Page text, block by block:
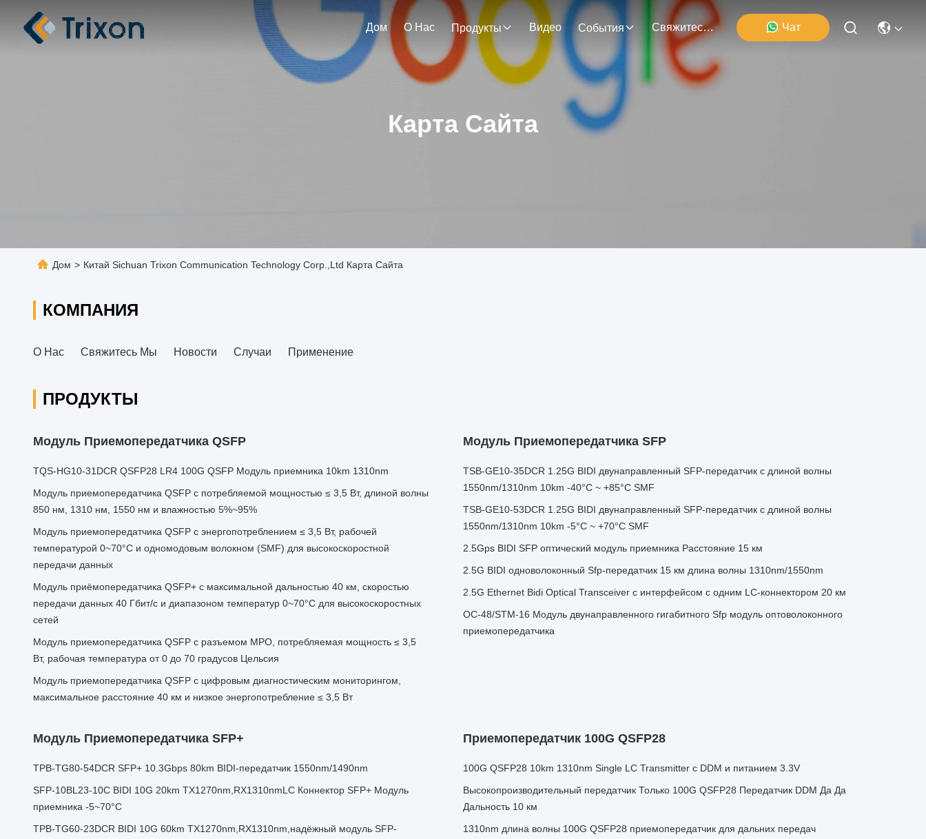
Дом О Нас Продукты Видео События Свяжитесь Мы Чат
Карта Сайта
Дом > Китай Sichuan Trixon Communication Technology Corp.,Ltd Карта Сайта
КОМПАНИЯ
О Нас Свяжитесь Мы Новости Случаи Применение
ПРОДУКТЫ
Модуль Приемопередатчика QSFP
TQS-HG10-31DCR QSFP28 LR4 100G QSFP Модуль приемника 10km 1310nm
Модуль приемопередатчика QSFP с потребляемой мощностью ≤ 3,5 Вт, длиной волны
850 нм, 1310 нм, 1550 нм и влажностью 5%~95%
Модуль приемопередатчика QSFP с энергопотреблением ≤ 3,5 Вт, рабочей
температурой 0~70°C и одномодовым волокном (SMF) для высокоскоростной
передачи данных
Модуль приёмопередатчика QSFP+ с максимальной дальностью 40 км, скоростью
передачи данных 40 Гбит/с и диапазоном температур 0~70°C для высокоскоростных
сетей
Модуль приемопередатчика QSFP с разъемом MPO, потребляемая мощность ≤ 3,5
Вт, рабочая температура от 0 до 70 градусов Цельсия
Модуль приемопередатчика QSFP с цифровым диагностическим мониторингом,
максимальное расстояние 40 км и низкое энергопотребление ≤ 3,5 Вт
Модуль Приемопередатчика SFP
TSB-GE10-35DCR 1.25G BIDI двунаправленный SFP-передатчик с длиной волны
1550nm/1310nm 10km -40°C ~ +85°C SMF
TSB-GE10-53DCR 1.25G BIDI двунаправленный SFP-передатчик с длиной волны
1550nm/1310nm 10km -5°C ~ +70°C SMF
2.5Gps BIDI SFP оптический модуль приемника Расстояние 15 км
2.5G BIDI одноволоконный Sfp-передатчик 15 км длина волны 1310nm/1550nm
2.5G Ethernet Bidi Optical Transceiver с интерфейсом с одним LC-коннектором 20 км
OC-48/STM-16 Модуль двунаправленного гигабитного Sfp модуль оптоволоконного
приемопередатчика
Модуль Приемопередатчика SFP+
TPB-TG80-54DCR SFP+ 10.3Gbps 80km BIDI-передатчик 1550nm/1490nm
SFP-10BL23-10C BIDI 10G 20km TX1270nm,RX1310nmLC Коннектор SFP+ Модуль
приемника -5~70°C
TPB-TG60-23DCR BIDI 10G 60km TX1270nm,RX1310nm,надёжный модуль SFP-
Приемопередатчик 100G QSFP28
100G QSFP28 10km 1310nm Single LC Transmitter с DDM и питанием 3.3V
Высокопроизводительный передатчик Только 100G QSFP28 Передатчик DDM Да Да
Дальность 10 км
1310nm длина волны 100G QSFP28 приемопередатчик для дальних передач